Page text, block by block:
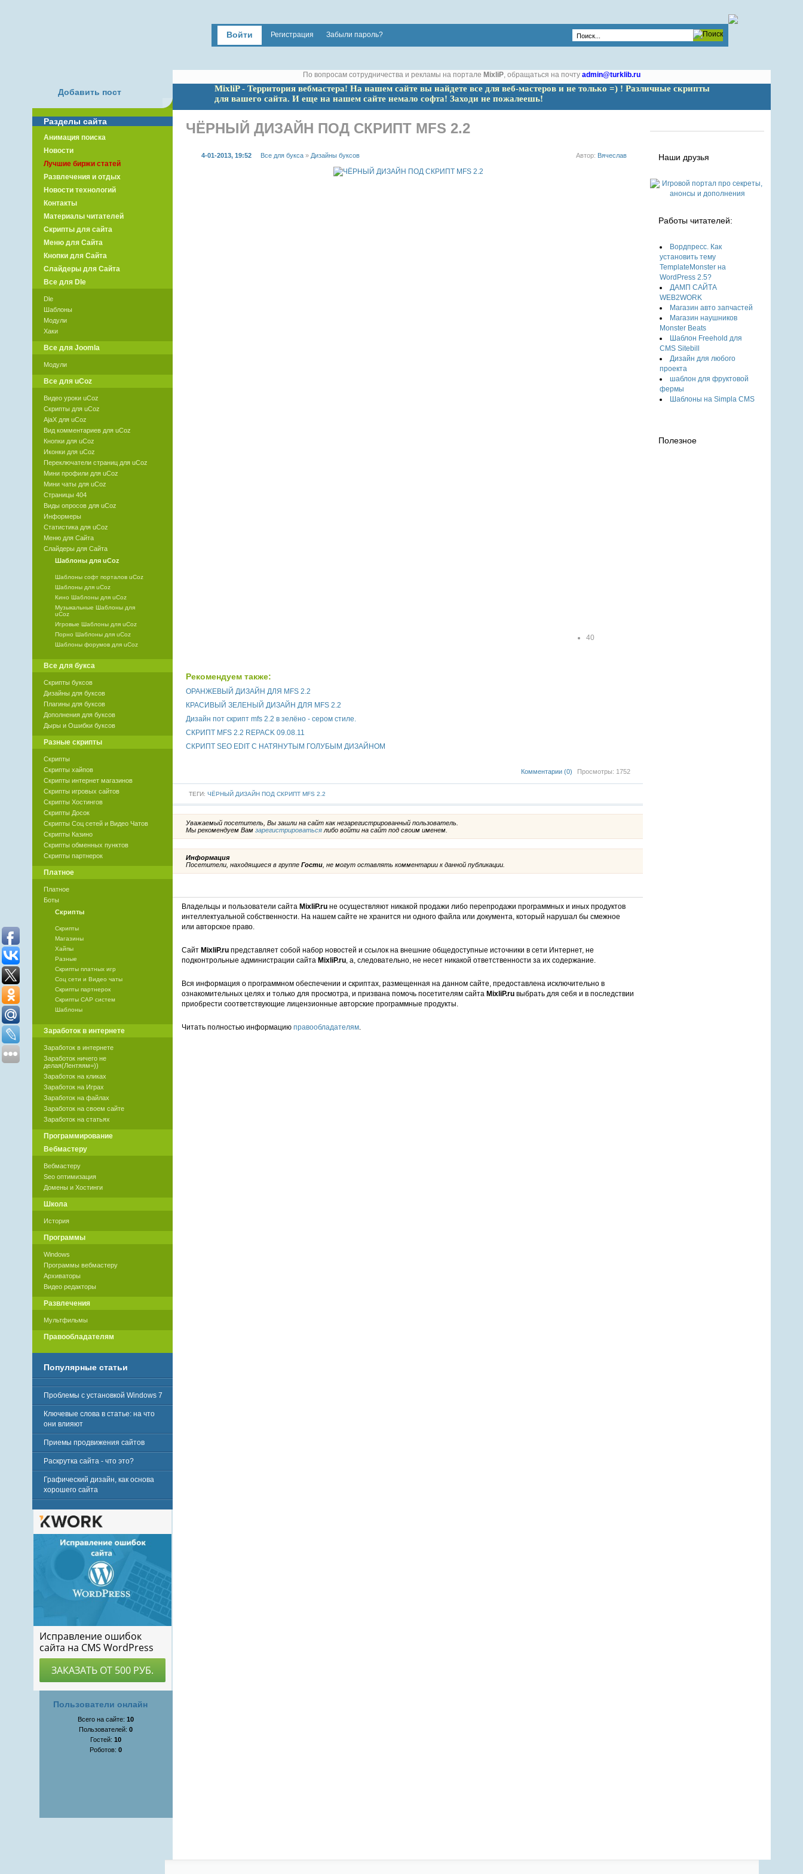
Войти Регистрация Забыли пароль?
По вопросам сотрудничества и рекламы на портале MixliP, обращаться на почту admin@turklib.ru
MixliP - Территория вебмастера! На нашем сайте вы найдете все для веб-мастеров и не только =) ! Различные скрипты
для вашего сайта. И еще на нашем сайте немало софта! Заходи не пожалеешь!
ЧЁРНЫЙ ДИЗАЙН ПОД СКРИПТ MFS 2.2
Автор: Вячеслав
4-01-2013, 19:52 Все для букса» Дизайны буксов
40
Рекомендуем также:
ОРАНЖЕВЫЙ ДИЗАЙН ДЛЯ MFS 2.2
КРАСИВЫЙ ЗЕЛЕНЫЙ ДИЗАЙН ДЛЯ MFS 2.2
Дизайн пот скрипт mfs 2.2 в зелёно - сером стиле.
СКРИПТ MFS 2.2 REPACK 09.08.11
СКРИПТ SEO EDIT С НАТЯНУТЫМ ГОЛУБЫМ ДИЗАЙНОМ
Просмотры: 1752
Комментарии (0)
ТЕГИ: ЧЁРНЫЙ ДИЗАЙН ПОД СКРИПТ MFS 2.2
Уважаемый посетитель, Вы зашли на сайт как незарегистрированный пользователь.
Мы рекомендуем Вам зарегистрироватьсялибо войти на сайт под своим именем.
Информация
Посетители, находящиеся в группе Гости, не могут оставлять комментарии к данной публикации.
Владельцы и пользователи сайта MixliP.ruне осуществляют никакой продажи либо перепродажи программных и иных продуктов
интеллектуальной собственности. На нашем сайте не хранится ни одного файла или документа, который нарушал бы смежное
или авторское право.
Сайт MixliP.ruпредставляет собой набор новостей и ссылок на внешние общедоступные источники в сети Интернет, не
подконтрольные администрации сайта MixliP.ru, а, следовательно, не несет никакой ответственности за их содержание.
Вся информация о программном обеспечении и скриптах, размещенная на данном сайте, предоставлена исключительно в
ознакомительных целях и только для просмотра, и призвана помочь посетителям сайта MixliP.ruвыбрать для себя и в последствии
приобрести соответствующие лицензионные авторские программные продукты.
Читать полностью информацию правообладателям.
Наши друзья
Работы читателей:
Вордпресс. Как
установить тему
TemplateMonster на
WordPress 2.5?
ДАМП САЙТА
WEB2WORK
Магазин авто запчастей
Магазин наушников
Monster Beats
Шаблон Freehold для
CMS Sitebill
Дизайн для любого
проекта
шаблон для фруктовой
фермы
Шаблоны на Simpla CMS
Полезное
Добавить пост
Разделы сайта
Анимация поиска
Новости
Лучшие биржи статей
Развлечения и отдых
Новости технологий
Контакты
Материалы читателей
Скрипты для сайта
Меню для Сайта
Кнопки для Сайта
Слайдеры для Сайта
Все для Dle
Dle
Шаблоны
Модули
Хаки
Все для Joomla
Модули
Все для uCoz
Видео уроки uCoz
Скрипты для uCoz
AjaX для uCoz
Вид комментариев для uCoz
Кнопки для uCoz
Иконки для uCoz
Переключатели страниц для uCoz
Мини профили для uCoz
Мини чаты для uCoz
Страницы 404
Виды опросов для uCoz
Информеры
Статистика для uCoz
Меню для Сайта
Слайдеры для Сайта
Шаблоны для uCoz
Шаблоны софт порталов uCoz
Шаблоны для uCoz
Кино Шаблоны для uCoz
Музыкальные Шаблоны для
uCoz
Игровые Шаблоны для uCoz
Порно Шаблоны для uCoz
Шаблоны форумов для uCoz
Все для букса
Скрипты буксов
Дизайны для буксов
Плагины для буксов
Дополнения для буксов
Дыры и Ошибки буксов
Разные скрипты
Скрипты
Скрипты хайпов
Скрипты интернет магазинов
Скрипты игровых сайтов
Скрипты Хостингов
Скрипты Досок
Скрипты Соц сетей и Видео Чатов
Скрипты Казино
Скрипты обменных пунктов
Скрипты партнерок
Платное
Платное
Боты
Скрипты
Скрипты
Магазины
Хайпы
Разные
Скрипты платных игр
Соц сети и Видео чаты
Скрипты партнерок
Скрипты САР систем
Шаблоны
Заработок в интернете
Заработок в интернете
Заработок ничего не
делая(Лентяям=))
Заработок на кликах
Заработок на Играх
Заработок на файлах
Заработок на своем сайте
Заработок на статьях
Программирование
Вебмастеру
Вебмастеру
Seo оптимизация
Домены и Хостинги
Школа
История
Программы
Windows
Программы вебмастеру
Архиваторы
Видео редакторы
Развлечения
Мультфильмы
Правообладателям
Популярные статьи
Проблемы с установкой Windows 7
Ключевые слова в статье: на что
они влияют
Приемы продвижения сайтов
Раскрутка сайта - что это?
Графический дизайн, как основа
хорошего сайта
Пользователи онлайн
Всего на сайте:10
Пользователей:0
Гостей:10
Роботов:0